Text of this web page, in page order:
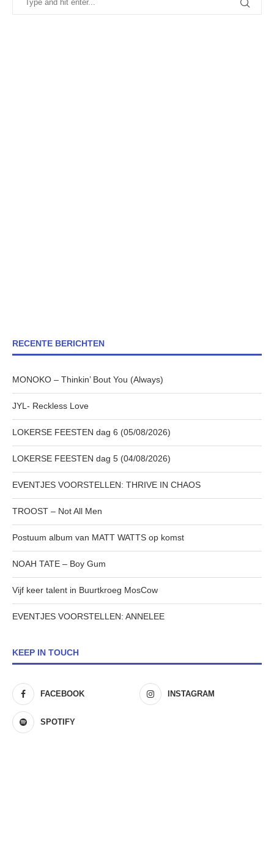
RECENTE BERICHTEN
MONOKO – Thinkin’ Bout You (Always)
JYL- Reckless Love
LOKERSE FEESTEN dag 6 (05/08/2026)
LOKERSE FEESTEN dag 5 (04/08/2026)
EVENTJES VOORSTELLEN: THRIVE IN CHAOS
TROOST – Not All Men
Postuum album van MATT WATTS op komst
NOAH TATE – Boy Gum
Vijf keer talent in Buurtkroeg MosCow
EVENTJES VOORSTELLEN: ANNELEE
KEEP IN TOUCH
FACEBOOK INSTAGRAM
SPOTIFY